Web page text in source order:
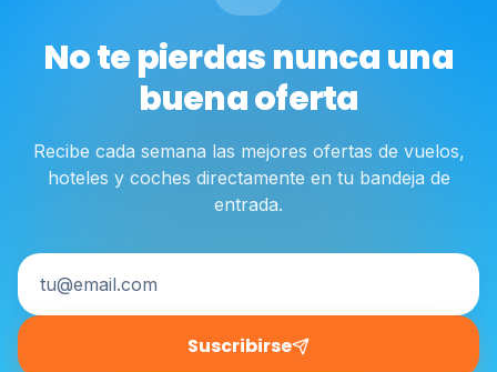
No te pierdas nunca una
buena oferta
Recibe cada semana las mejores ofertas de vuelos,
hoteles y coches directamente en tu bandeja de
entrada.
Suscribirse